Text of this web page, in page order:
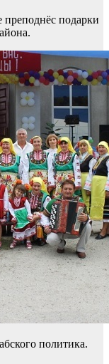
подарки
политика.